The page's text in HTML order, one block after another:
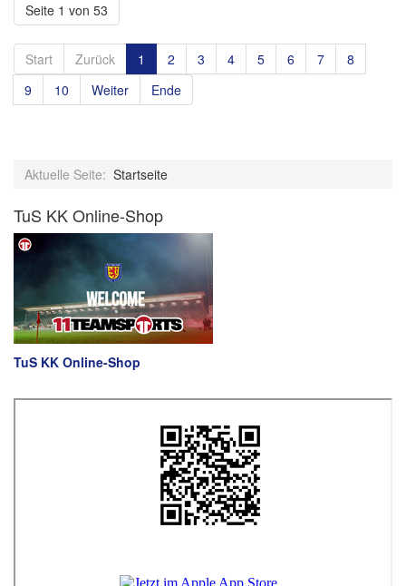
Seite 1 von 53
Start Zurück 1 2 3 4 5 6 7
8
9
10 Weiter Ende
Aktuelle Seite: Startseite
TuS KK Online-Shop
TuS KK Online-Shop